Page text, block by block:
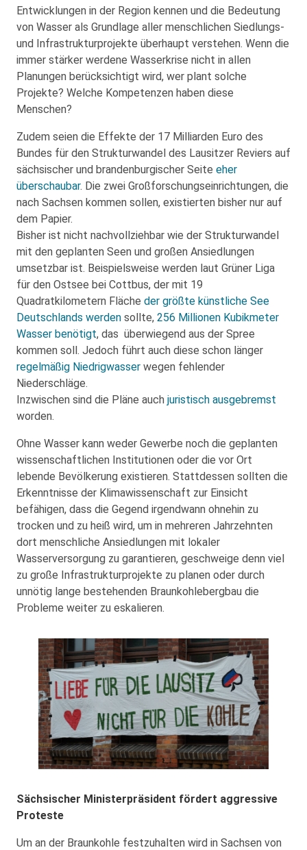
Entwicklungen in der Region kennen und die Bedeutung
von Wasser als Grundlage aller menschlichen Siedlungs-
und Infrastrukturprojekte überhaupt verstehen. Wenn die
immer stärker werdene Wasserkrise nicht in allen
Planungen berücksichtigt wird, wer plant solche
Projekte? Welche Kompetenzen haben diese
Menschen?
Zudem seien die Effekte der 17 Milliarden Euro des
Bundes für den Strukturwandel des Lausitzer Reviers auf
sächsischer und brandenburgischer Seite eher
überschaubar. Die zwei Großforschungseinrichtungen, die
nach Sachsen kommen sollen, existierten bisher nur auf
dem Papier.
Bisher ist nicht nachvollziehbar wie der Strukturwandel
mit den geplanten Seen und großen Ansiedlungen
umsetzbar ist. Beispielsweise werden laut Grüner Liga
für den Ostsee bei Cottbus, der mit 19
Quadratkilometern Fläche der größte künstliche See
Deutschlands werden sollte, 256 Millionen Kubikmeter
Wasser benötigt, das überwiegend aus der Spree
kommen soll. Jedoch führt auch diese schon länger
regelmäßig Niedrigwasser wegen fehlender
Niederschläge.
Inzwischen sind die Pläne auch juristisch ausgebremst
worden.
Ohne Wasser kann weder Gewerbe noch die geplanten
wissenschaftlichen Institutionen oder die vor Ort
lebende Bevölkerung existieren. Stattdessen sollten die
Erkenntnisse der Klimawissenschaft zur Einsicht
befähigen, dass die Gegend irgendwann ohnehin zu
trocken und zu heiß wird, um in mehreren Jahrzehnten
dort menschliche Ansiedlungen mit lokaler
Wasserversorgung zu garantieren, geschweige denn viel
zu große Infrastrukturprojekte zu planen oder durch
unnötig lange bestehenden Braunkohlebergbau die
Probleme weiter zu eskalieren.
Sächsischer Ministerpräsident fördert aggressive
Proteste
Um an der Braunkohle festzuhalten wird in Sachsen von